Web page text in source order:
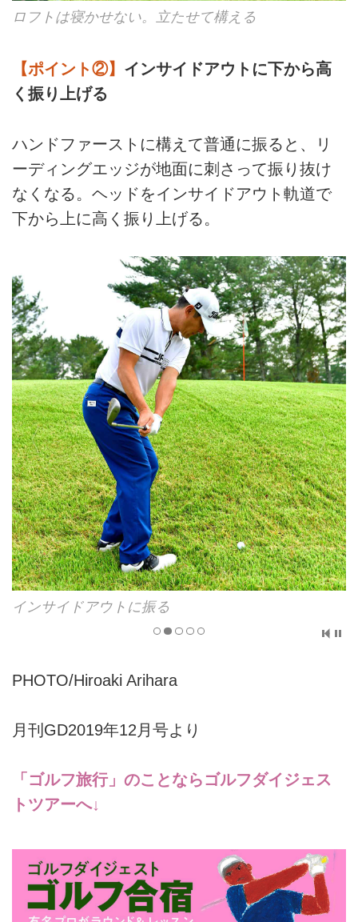
ロフトは寝かせない。立たせて構える
【ポイント②】 インサイドアウトに下から高
く振り上げる
ハンドファーストに構えて普通に振ると、リ
ーディングエッジが地面に刺さって振り抜け
なくなる。ヘッドをインサイドアウト軌道で
下から上に高く振り上げる。
インサイドアウトに振る
PHOTO/Hiroaki Arihara
月刊GD2019年12月号より
「ゴルフ旅行」のことならゴルフダイジェス
トツアーへ↓